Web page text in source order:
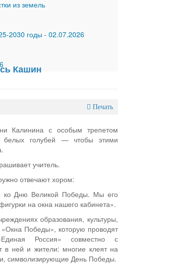
из земель
2030 годы - 02.07.2026
Кашин
Печать
Калинина с особым трепетом
белых голубей — чтобы этими
учитель.
отвечают хором:
ко Дню Великой Победы. Мы его
на окна нашего кабинета».
образования, культуры,
Победы», которую проводят
Россия» совместно с
в ней и жители: многие клеят на
символизирующие День Победы.